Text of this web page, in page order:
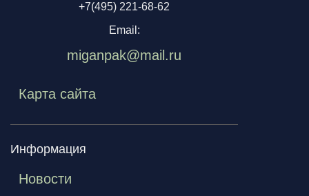
+7(495) 221-68-62
Email:
miganpak@mail.ru
Карта сайта
Информация
Новости